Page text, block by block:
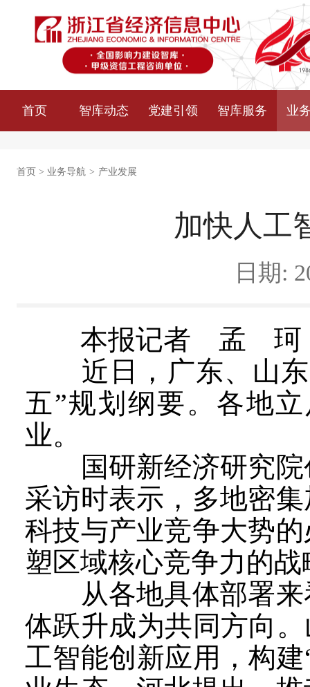
首页 智库动态 党建引领 智库服务 业
首页 > 业务导航 > 产业发展
加快人工
日期:
本报记者 孟 珂
近日，广东、山东
五”规划纲要。各地
业。
国研新经济研究院
采访时表示，多地密
科技与产业竞争大势
塑区域核心竞争力的
从各地具体部署来
体跃升成为共同方向
工智能创新应用，构